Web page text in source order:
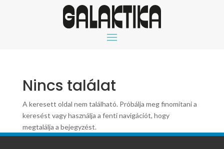
Nincs találat
A keresett oldal nem található. Próbálja meg finomítani a
keresést vagy használja a fenti navigációt, hogy
megtalálja a bejegyzést.